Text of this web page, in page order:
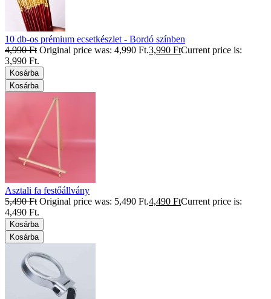
10 db-os prémium ecsetkészlet - Bordó színben
4,990Ft Original price was: 4,990 Ft.3,990 FtCurrent price is:
3,990 Ft.
Kosárba
Kosárba
Asztali fa festőállvány
5,490Ft Original price was: 5,490 Ft.4,490 FtCurrent price is:
4,490 Ft.
Kosárba
Kosárba